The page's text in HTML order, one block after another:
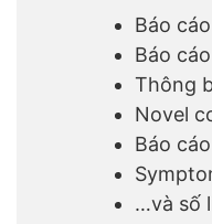
Báo
Báo
Thông
Novel
Báo
…và số